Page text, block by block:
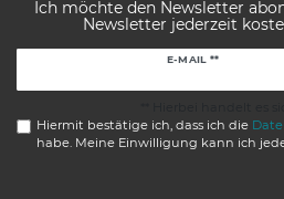
Ich möchte den Newsletter
Newsletter jederzeit
E-MAIL **
Hiermit bestätige ich, dass ich die
habe. Meine Einwilligung kann ich